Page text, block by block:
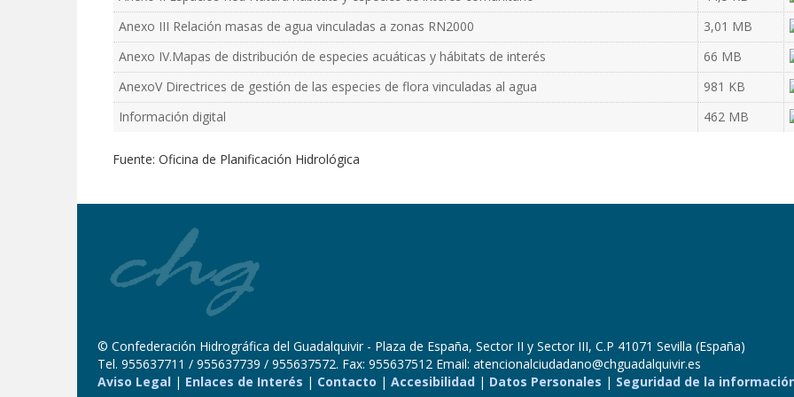
Anexo III Relación masas de agua vinculadas a zonas RN2000
3,01 MB
Anexo IV.Mapas de distribución de especies acuáticas y hábitats de interés
66 MB
AnexoV Directrices de gestión de las especies de flora vinculadas al agua
981 KB
Información digital
462 MB
Fuente: Oficina de Planificación Hidrológica
© Confederación Hidrográfica del Guadalquivir - Plaza de España, Sector II y Sector III, C.P 41071 Sevilla (España)
Tel. 955637711 / 955637739 / 955637572. Fax: 955637512 Email: atencionalciudadano@chguadalquivir.es
Aviso Legal | Enlaces de Interés | Contacto |Accesibilidad | Datos Personales | Seguridad de la